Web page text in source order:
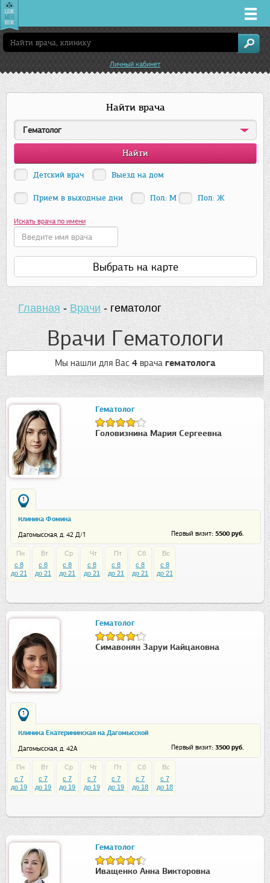
Врачи
Клиники
Лекарства
Акции
Услуги
Сочи
Личный кабинет
Найти врача
Гематолог
Детский врач Выезд на дом
Прием в выходные дни Пол: М Пол: Ж
Искать врача по имени
Выбрать на карте
Главная-Врачи-гематолог
Врачи Гематологи
Мы нашли для Вас 4 врача гематолога
Гематолог
Головизнина Мария Сергеевна
1
Клиника Фомина
Дагомысская, д. 42 Д/1 Первый визит: 5500 руб.
Пн
c 8
до 21
Вт
c 8
до 21
Ср
c 8
до 21
Чт
c 8
до 21
Пт
c 8
до 21
Сб
c 8
до 21
Вс
c 8
до 21
Гематолог
Симавонян Заруи Кайцаковна
1
Клиника Екатерининская на Дагомысской
Дагомысская, д. 42А Первый визит: 3500 руб.
Пн
c 7
до 19
Вт
c 7
до 19
Ср
c 7
до 19
Чт
c 7
до 19
Пт
c 7
до 19
Сб
c 7
до 18
Вс
c 7
до 18
Гематолог
Иващенко Анна Викторовна